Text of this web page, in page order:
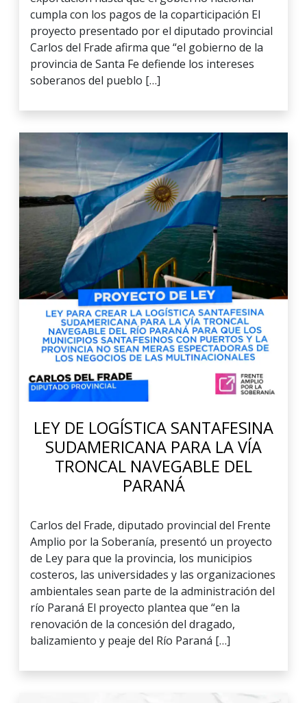
cumpla con los pagos de la coparticipación El
proyecto presentado por el diputado provincial
Carlos del Frade afirma que “el gobierno de la
provincia de Santa Fe defiende los intereses
soberanos del pueblo […]
LEY DE LOGÍSTICA SANTAFESINA
SUDAMERICANA PARA LA VÍA
TRONCAL NAVEGABLE DEL
PARANÁ
Carlos del Frade, diputado provincial del Frente
Amplio por la Soberanía, presentó un proyecto
de Ley para que la provincia, los municipios
costeros, las universidades y las organizaciones
ambientales sean parte de la administración del
río Paraná El proyecto plantea que “en la
renovación de la concesión del dragado,
balizamiento y peaje del Río Paraná […]